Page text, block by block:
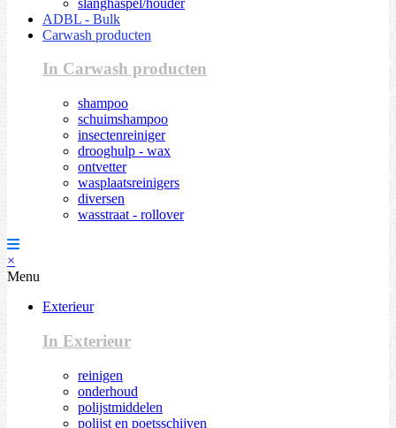
ADBL - Bulk
Carwash producten
In Carwash producten
shampoo
schuimshampoo
insectenreiniger
drooghulp - wax
ontvetter
wasplaatsreinigers
diversen
wasstraat - rollover
×
Menu
Exterieur
In Exterieur
reinigen
onderhoud
polijstmiddelen
polijst en poetsschijven